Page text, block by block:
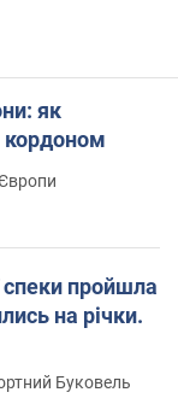
як
кордоном
спеки пройшла
на річки.
Буковель